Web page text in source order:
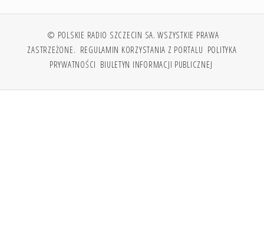
© POLSKIE RADIO SZCZECIN SA. WSZYSTKIE PRAWA
ZASTRZEŻONE. REGULAMIN KORZYSTANIA Z PORTALU POLITYKA
PRYWATNOŚCI BIULETYN INFORMACJI PUBLICZNEJ